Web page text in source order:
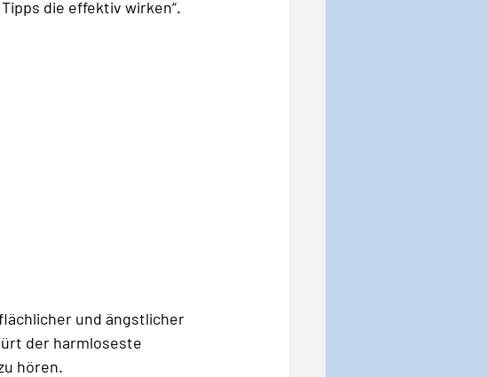
die effektiv wirken“.
und ängstlicher
der harmloseste
hören.